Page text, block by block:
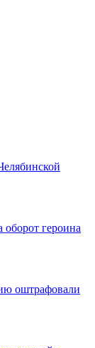
героина
оштрафовали